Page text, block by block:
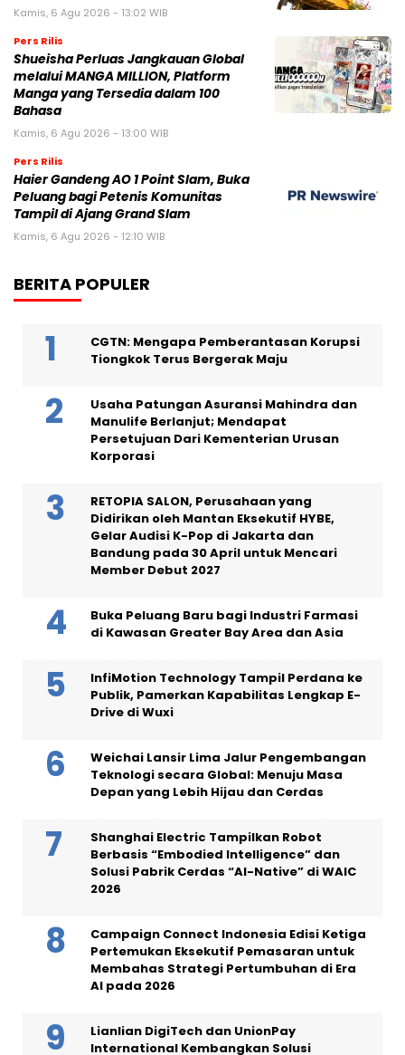
Kamis, 6 Agu 2026 - 13:02 WIB
Pers Rilis
Shueisha Perluas Jangkauan Global
melalui MANGA MILLION, Platform
Manga yang Tersedia dalam 100
Bahasa
Kamis, 6 Agu 2026 - 13:00 WIB
Pers Rilis
Haier Gandeng AO 1 Point Slam, Buka
Peluang bagi Petenis Komunitas
Tampil di Ajang Grand Slam
Kamis, 6 Agu 2026 - 12:10 WIB
BERITA POPULER
CGTN: Mengapa Pemberantasan Korupsi
Tiongkok Terus Bergerak Maju
Usaha Patungan Asuransi Mahindra dan
Manulife Berlanjut; Mendapat
Persetujuan Dari Kementerian Urusan
Korporasi
RETOPIA SALON, Perusahaan yang
Didirikan oleh Mantan Eksekutif HYBE,
Gelar Audisi K-Pop di Jakarta dan
Bandung pada 30 April untuk Mencari
Member Debut 2027
Buka Peluang Baru bagi Industri Farmasi
di Kawasan Greater Bay Area dan Asia
InfiMotion Technology Tampil Perdana ke
Publik, Pamerkan Kapabilitas Lengkap E-
Drive di Wuxi
Weichai Lansir Lima Jalur Pengembangan
Teknologi secara Global: Menuju Masa
Depan yang Lebih Hijau dan Cerdas
Shanghai Electric Tampilkan Robot
Berbasis “Embodied Intelligence” dan
Solusi Pabrik Cerdas “AI-Native” di WAIC
2026
Campaign Connect Indonesia Edisi Ketiga
Pertemukan Eksekutif Pemasaran untuk
Membahas Strategi Pertumbuhan di Era
AI pada 2026
Lianlian DigiTech dan UnionPay
International Kembangkan Solusi